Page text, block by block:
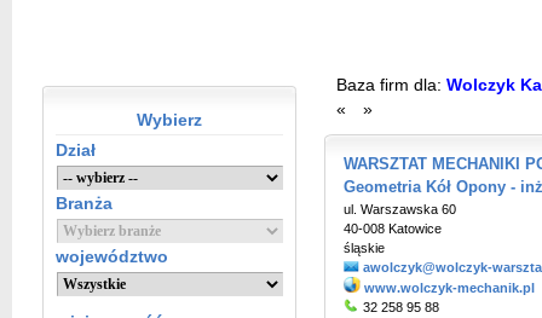
Wybierz
Dział
Branża
województwo
Baza firm dla: Wolczyk
«
»
WARSZTAT MECHANIKI
Geometria Kół Opony -
ul. Warszawska 60
40-008 Katowice
śląskie
awolczyk@wolczyk-
www.wolczyk-mechanik.pl
32 258 95 88